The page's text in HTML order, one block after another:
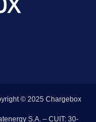
© 2025 Chargebox
S.A. – CUIT: 30-